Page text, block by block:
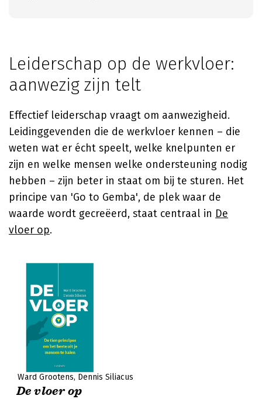
Leiderschap op de werkvloer:
aanwezig zijn telt
Effectief leiderschap vraagt om aanwezigheid.
Leidinggevenden die de werkvloer kennen – die
weten wat er écht speelt, welke knelpunten er
zijn en welke mensen welke ondersteuning nodig
hebben – zijn beter in staat om bij te sturen. Het
principe van 'Go to Gemba', de plek waar de
waarde wordt gecreëerd, staat centraal in De
vloer op.
Ward Grootens Dennis Siliacus
De vloer op